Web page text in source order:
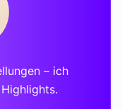
– ich